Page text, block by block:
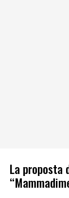
La proposta